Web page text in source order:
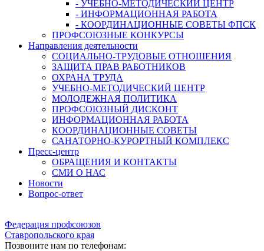
- УЧЕБНО-МЕТОДИЧЕСКИЙ ЦЕНТР
- ИНФОРМАЦИОННАЯ РАБОТА
- КООРДИНАЦИОННЫЕ СОВЕТЫ ФПСК
ПРОФСОЮЗНЫЕ КОНКУРСЫ
Направления деятельности
СОЦИАЛЬНО-ТРУДОВЫЕ ОТНОШЕНИЯ
ЗАЩИТА ПРАВ РАБОТНИКОВ
ОХРАНА ТРУДА
УЧЕБНО-МЕТОДИЧЕСКИЙ ЦЕНТР
МОЛОДЕЖНАЯ ПОЛИТИКА
ПРОФСОЮЗНЫЙ ДИСКОНТ
ИНФОРМАЦИОННАЯ РАБОТА
КООРДИНАЦИОННЫЕ СОВЕТЫ
САНАТОРНО-КУРОРТНЫЙ КОМПЛЕКС
Пресс-центр
ОБРАЩЕНИЯ И КОНТАКТЫ
СМИ О НАС
Новости
Вопрос-ответ
Федерация профсоюзов
Ставропольского края
Позвоните нам по телефонам: